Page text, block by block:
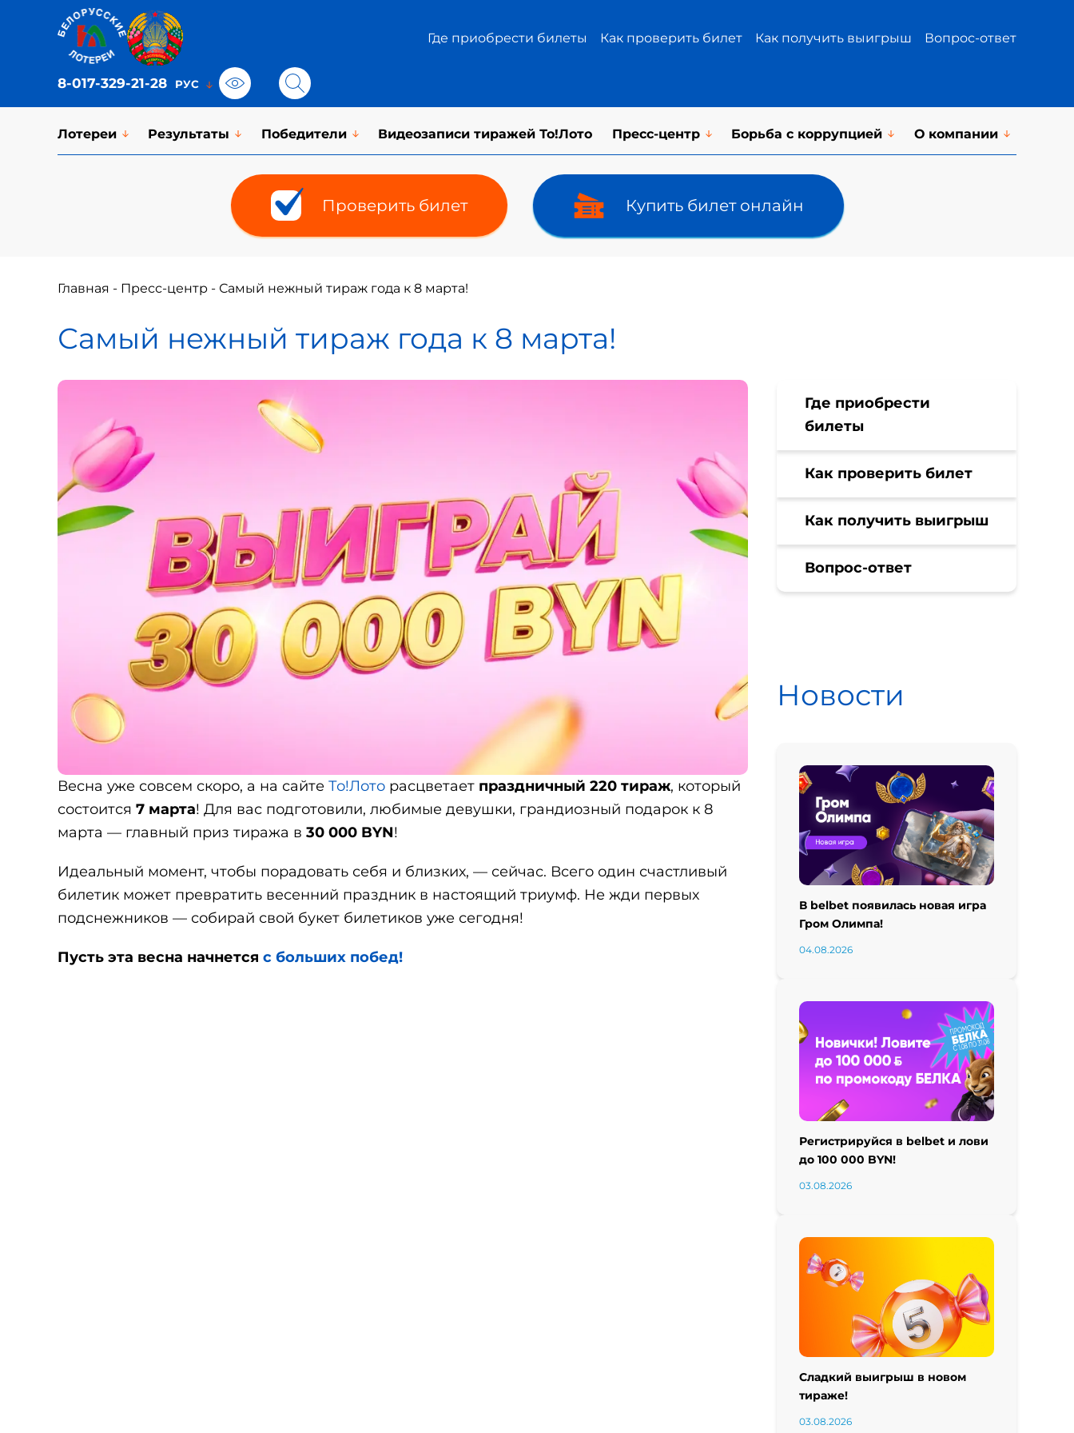
Где приобрести билеты Как проверить билет Как получить выигрыш Вопрос-ответ
8-017-329-21-28
Лотереи Результаты Победители Видеозаписи тиражей То!Лото Пресс-центр Борьба с коррупцией О компании
Проверить билет Купить билет онлайн
Главная - Пресс-центр - Самый нежный тираж года к 8 марта!
Самый нежный тираж года к 8 марта!
Весна уже совсем скоро, а на сайте То!Лото расцветает праздничный 220 тираж, который
состоится 7 марта! Для вас подготовили, любимые девушки, грандиозный подарок к 8
марта — главный приз тиража в 30 000 BYN!
Идеальный момент, чтобы порадовать себя и близких, — сейчас. Всего один счастливый
билетик может превратить весенний праздник в настоящий триумф. Не жди первых
подснежников — собирай свой букет билетиков уже сегодня!
Пусть эта весна начнется с больших побед!
Где приобрести
билеты
Как проверить билет
Как получить выигрыш
Вопрос-ответ
Новости
В belbet появилась новая игра
Гром Олимпа!
04.08.2026
Регистрируйся в belbet и лови
до 100 000 BYN!
03.08.2026
Сладкий выигрыш в новом
тираже!
03.08.2026